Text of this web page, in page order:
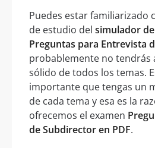
Puedes estar familiarizado
de estudio del simulador
Preguntas para Entrevista
probablemente no tendrás
sólido de todos los temas.
importante que tengas un
de cada tema y esa es la
ofrecemos el examen
de Subdirector en PDF.